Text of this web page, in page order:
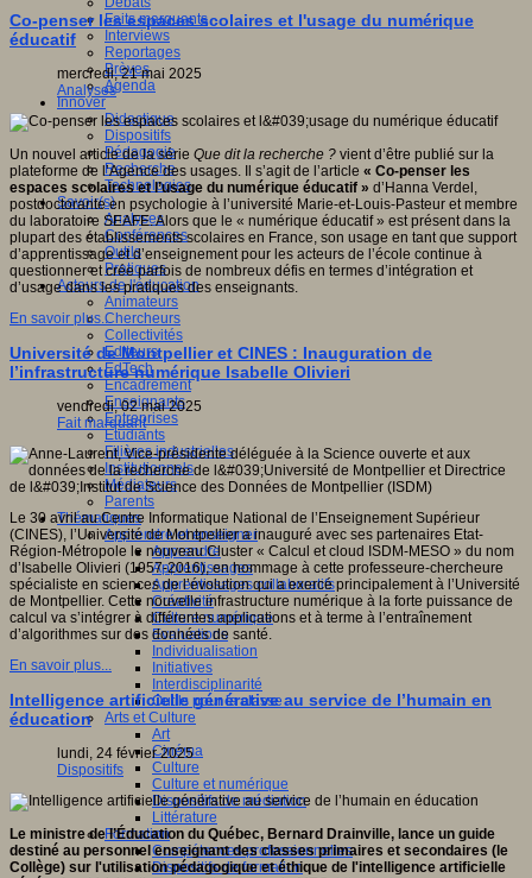
Faits marquants
Interviews
Reportages
Brèves
Agenda
Innover
Didactique
Dispositifs
Pédagogie
Recherche
Technologies
Savoir(s)
Analyses
Conférences
Outils
Pratiques
Acteurs de l'éducation
Animateurs
Chercheurs
Collectivités
Editeurs
EdTech
Encadrement
Enseignants
Entreprises
Etudiants
Filières industrielles
Institutionnels
Médiateurs
Parents
Thématiques
Apprendre et enseigner
Apprendre
Apprentissages
Apprentissages collaboratifs
Créativité
Culture numérique
Evaluations
Individualisation
Initiatives
Interdisciplinarité
Outils pour la classe
Arts et Culture
Art
Cinéma
Culture
Culture et numérique
Dispositifs de médiation
Littérature
Formation
Compétences professionnelles
Dispositifs de formation
Co-penser les espaces scolaires et l'usage du numérique
éducatif
mercredi, 21 mai 2025
Analyses
Un nouvel article de la série Que dit la recherche ? vient d’être publié sur la
plateforme de l’Agence des usages. Il s’agit de l’article « Co-penser les
espaces scolaires et l’usage du numérique éducatif » d’Hanna Verdel,
postdoctorante en psychologie à l’université Marie-et-Louis-Pasteur et membre
du laboratoire SEAFE. Alors que le « numérique éducatif » est présent dans la
plupart des établissements scolaires en France, son usage en tant que support
d’apprentissage et d’enseignement pour les acteurs de l’école continue à
questionner et crée parfois de nombreux défis en termes d’intégration et
d’usage dans les pratiques des enseignants.
En savoir plus...
Université de Montpellier et CINES : Inauguration de
l’infrastructure numérique Isabelle Olivieri
vendredi, 02 mai 2025
Fait marquant
Le 30 avril au Centre Informatique National de l’Enseignement Supérieur
(CINES), l’Université de Montpellier a inauguré avec ses partenaires Etat-
Région-Métropole le nouveau Cluster « Calcul et cloud ISDM-MESO » du nom
d’Isabelle Olivieri (1957-2016), en hommage à cette professeure-chercheure
spécialiste en sciences de l’évolution qui a exercé principalement à l’Université
de Montpellier. Cette nouvelle infrastructure numérique à la forte puissance de
calcul va s’intégrer à différentes applications et à terme à l’entraînement
d’algorithmes sur des données de santé.
En savoir plus...
Intelligence artificielle générative au service de l’humain en
éducation
lundi, 24 février 2025
Dispositifs
Le ministre de l’Éducation du Québec, Bernard Drainville, lance un guide
destiné au personnel enseignant des classes primaires et secondaires (le
Collège) sur l'utilisation pédagogique et éthique de l'intelligence artificielle